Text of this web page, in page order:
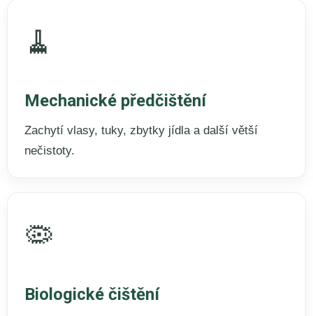
🧹
Mechanické předčištění
Zachytí vlasy, tuky, zbytky jídla a další větší
nečistoty.
🦠
Biologické čištění